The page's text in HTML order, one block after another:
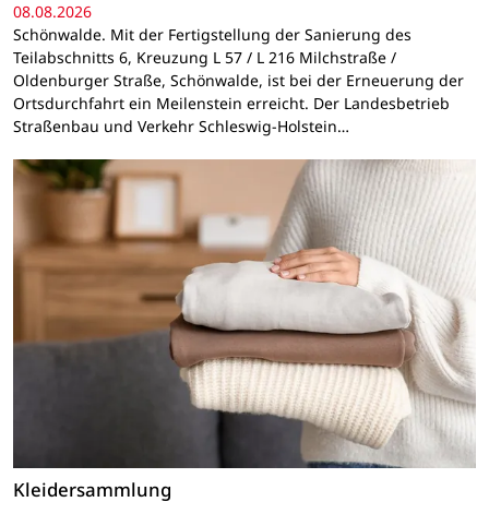
08.08.2026
Schönwalde. Mit der Fertigstellung der Sanierung des
Teilabschnitts 6, Kreuzung L 57 / L 216 Milchstraße /
Oldenburger Straße, Schönwalde, ist bei der Erneuerung der
Ortsdurchfahrt ein Meilenstein erreicht. Der Landesbetrieb
Straßenbau und Verkehr Schleswig-Holstein…
Kleidersammlung